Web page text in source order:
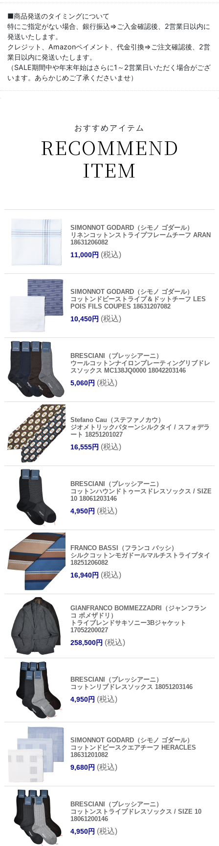
■商品発送のタイミングについて
特にご指定がない場合、銀行振込⇒ご入金確認後、2営業日以内に
発送いたします。
クレジット、Amazonペイメント、代金引換⇒ご注文確認後、2営
業日以内に発送いたします。
（SALE期間中や年末年始はさらに1～2営業日いただく場合がござ
います。あらかじめご了承くださいませ）
おすすめアイテム
RECOMMEND
ITEM
SIMONNOT GODARD（シモノ ゴダール）
リネンコットンストライプフレームチーフ ARAN
18631206082
11,000円 (税込)
SIMONNOT GODARD（シモノ ゴダール）
コットンドビーストライプ＆ドットチーフ LES
POIS FILS COUPES 18631207082
10,450円 (税込)
BRESCIANI（ブレッシアーニ）
ウールコットンナイロンプレーティングリブドレ
スソックス MC138JQ0000 18042203146
5,060円 (税込)
Stefano Cau（ステファノカウ）
ジオメトリックパターンシルクタイ / スフォデラ
ート 18251201027
16,555円 (税込)
BRESCIANI（ブレッシアーニ）
コットンハウンドトゥースドレスソックス / SIZE
10 18061203146
4,950円 (税込)
FRANCO BASSI（フランコ バッシ）
シルクコットンモガドールマルチストライプタイ
18251206082
16,940円 (税込)
GIANFRANCO BOMMEZZADRI（ジャンフラン
コ ボメザドリ）
トライブレンドサキソニー3Bジャケット
17052200027
258,500円 (税込)
BRESCIANI（ブレッシアーニ）
コットンリブドレスソックス 18051203146
4,950円 (税込)
SIMONNOT GODARD（シモノ ゴダール）
コットンドビースクエアチーフ HERACLES
18631201082
9,680円 (税込)
BRESCIANI（ブレッシアーニ）
コットンストライプドレスソックス / SIZE 10
18061200146
4,950円 (税込)